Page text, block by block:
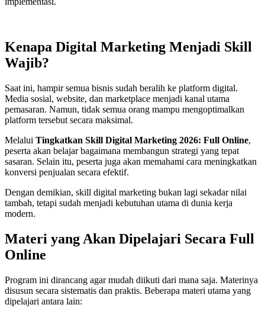
Kenapa Digital Marketing Menjadi Skill
Wajib?
Saat ini, hampir semua bisnis sudah beralih ke platform digital.
Media sosial, website, dan marketplace menjadi kanal utama
pemasaran. Namun, tidak semua orang mampu mengoptimalkan
platform tersebut secara maksimal.
Melalui Tingkatkan Skill Digital Marketing 2026: Full Online,
peserta akan belajar bagaimana membangun strategi yang tepat
sasaran. Selain itu, peserta juga akan memahami cara meningkatkan
konversi penjualan secara efektif.
Dengan demikian, skill digital marketing bukan lagi sekadar nilai
tambah, tetapi sudah menjadi kebutuhan utama di dunia kerja
modern.
Materi yang Akan Dipelajari Secara Full
Online
Program ini dirancang agar mudah diikuti dari mana saja. Materinya
disusun secara sistematis dan praktis. Beberapa materi utama yang
dipelajari antara lain: